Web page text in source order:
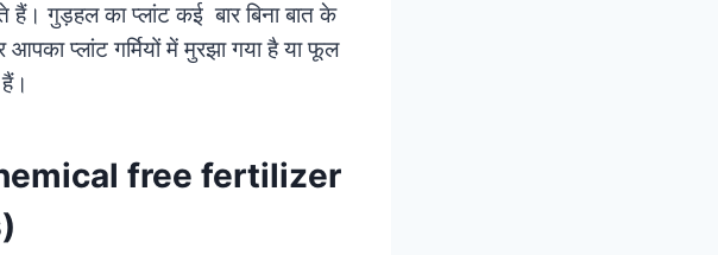
गुड़हल का प्लांट कई बार बिना बात के
प्लांट गर्मियों में मुरझा गया है या फूल
free fertilizer